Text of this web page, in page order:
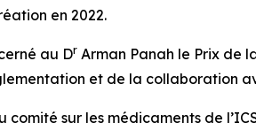
en 2022.
au Dr Arman Panah le Prix de
et de la collaboration
comité sur les médicaments de